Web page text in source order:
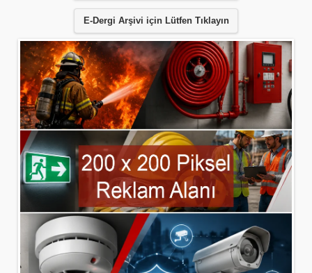
E-Dergi Arşivi için Lütfen Tıklayın